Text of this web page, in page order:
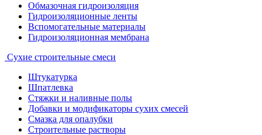
Обмазочная гидроизоляция
Гидроизоляционные ленты
Вспомогательные материалы
Гидроизоляционная мембрана
Сухие строительные смеси
Штукатурка
Шпатлевка
Стяжки и наливные полы
Добавки и модификаторы сухих смесей
Смазка для опалубки
Строительные растворы